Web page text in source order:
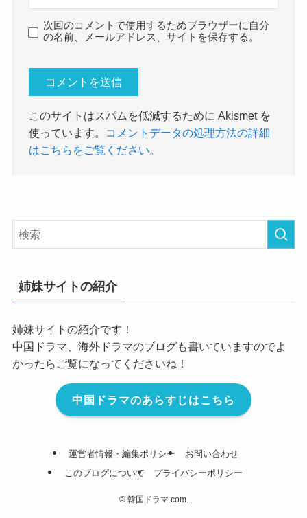
次回のコメントで使用するためブラウザーに自分
の名前、メールアドレス、サイトを保存する。
このサイトはスパムを低減するために Akismet を
使っています。
コメントデータの処理方法の詳細
はこちらをご覧ください。
姉妹サイトの紹介
姉妹サイトの紹介です！
中国ドラマ、海外ドラマのブログも書いていますのでよ
かったらご覧になってくださいね！
中国ドラマのあらすじはこちら
運営者情報・編集ポリシー
お問い合わせ
このブログについて
プライバシーポリシー
©韓国ドラマ.com.